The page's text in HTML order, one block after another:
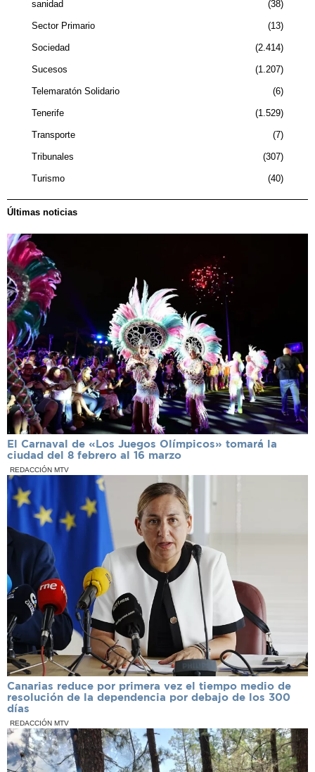
sanidad 38
Sector Primario 13
Sociedad 2.414
Sucesos 1.207
Telemaratón Solidario 6
Tenerife 1.529
Transporte 7
Tribunales 307
Turismo 40
Últimas noticias
El Carnaval de «Los Juegos Olímpicos» tomará la
ciudad del 8 febrero al 16 marzo
REDACCIÓN MTV
Canarias reduce por primera vez el tiempo medio de
resolución de la dependencia por debajo de los 300
días
REDACCIÓN MTV